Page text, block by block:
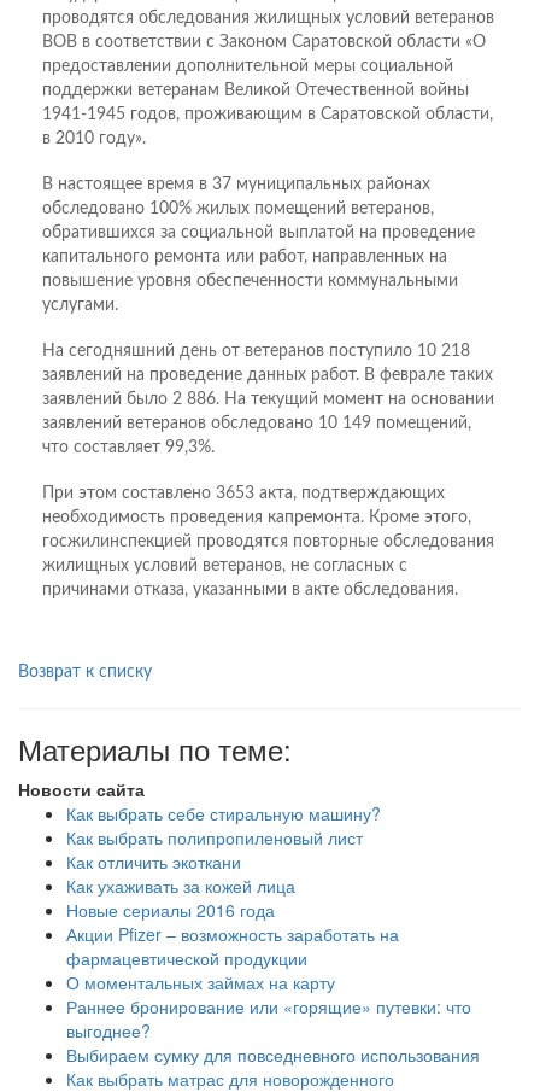
проводятся обследования жилищных условий ветеранов
ВОВ в соответствии с Законом Саратовской области «О
предоставлении дополнительной меры социальной
поддержки ветеранам Великой Отечественной войны
1941-1945 годов, проживающим в Саратовской области,
в 2010 году».
В настоящее время в 37 муниципальных районах
обследовано 100% жилых помещений ветеранов,
обратившихся за социальной выплатой на проведение
капитального ремонта или работ, направленных на
повышение уровня обеспеченности коммунальными
услугами.
На сегодняшний день от ветеранов поступило 10 218
заявлений на проведение данных работ. В феврале таких
заявлений было 2 886. На текущий момент на основании
заявлений ветеранов обследовано 10 149 помещений,
что составляет 99,3%.
При этом составлено 3653 акта, подтверждающих
необходимость проведения капремонта. Кроме этого,
госжилинспекцией проводятся повторные обследования
жилищных условий ветеранов, не согласных с
причинами отказа, указанными в акте обследования.
Возврат к списку
Материалы по теме:
Новости сайта
Как выбрать себе стиральную машину?
Как выбрать полипропиленовый лист
Как отличить экоткани
Как ухаживать за кожей лица
Новые сериалы 2016 года
Акции Pfizer – возможность заработать на
фармацевтической продукции
О моментальных займах на карту
Раннее бронирование или «горящие» путевки: что
выгоднее?
Выбираем сумку для повседневного использования
Как выбрать матрас для новорожденного